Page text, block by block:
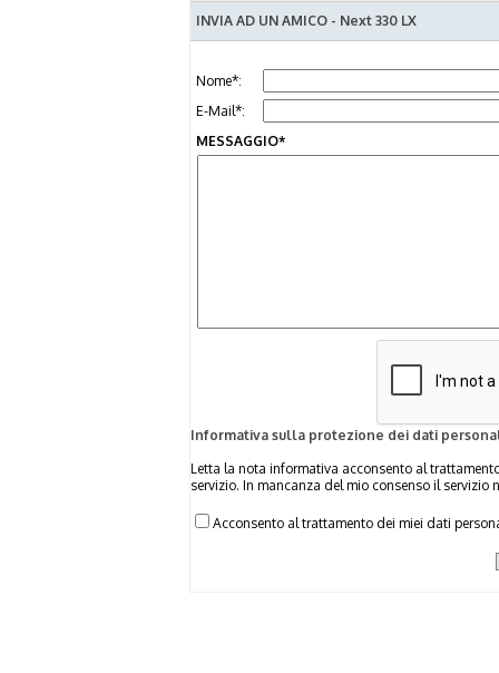
INVIA AD UN AMICO - Next 330 LX
Nome*:
E-Mail*:
MESSAGGIO*
Informativa sulla protezione dei dati
Letta la nota informativa acconsento al
servizio. In mancanza del mio consenso il servizio
Acconsento al trattamento dei miei dati